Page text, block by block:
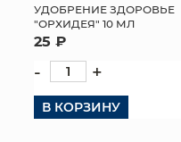
УДОБРЕНИЕ ЗДОРОВЬЕ
"ОРХИДЕЯ" 10 МЛ
25 ₽
- +
В КОРЗИНУ